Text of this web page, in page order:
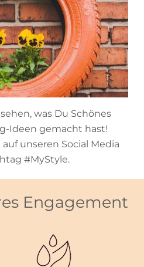
was Du Schönes
Ideen gemacht hast!
unseren Social Media
#MyStyle.
Engagement